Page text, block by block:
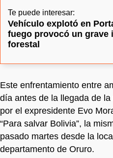
Te puede interesar:
Vehículo explotó en
fuego provocó un grave
forestal
Este enfrentamiento entre
día antes de la llegada de
por el expresidente Evo
“Para salvar Bolivia”, la
pasado martes desde la
departamento de Oruro.